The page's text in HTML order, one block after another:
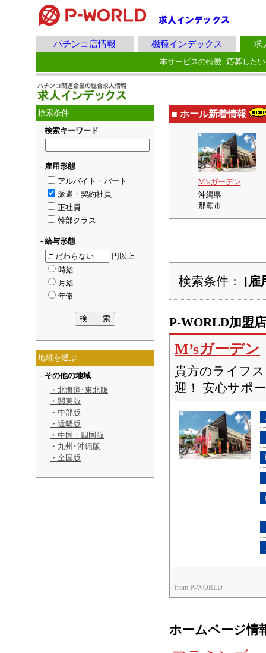
パチンコ店情報 機種インデックス 求
| 本サービスの特徴| 応募した
検索条件
- 検索キーワード
- 雇用形態
アルバイト・パート
派遣・契約社員
正社員
幹部クラス
- 給与形態
円以上
時給
月給
年俸
地域を選ぶ
- その他の地域
・北海道･東北版
・関東版
・中部版
・近畿版
・中国・四国版
・九州･沖縄版
・全国版
■ ホール新着情報
M’sガーデン
沖縄県
那覇市
検索条件： [雇
P-WORLD加盟
M’sガーデン
貴方のライフ
迎！ 安心サポ
from P-WORLD
ホームページ情